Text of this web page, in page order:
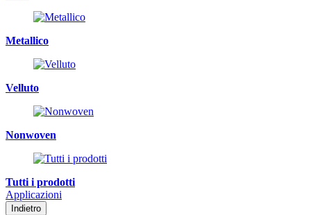
Metallico
Velluto
Nonwoven
Tutti i prodotti
Applicazioni
Indietro